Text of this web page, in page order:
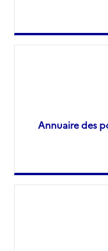
Annuaire des